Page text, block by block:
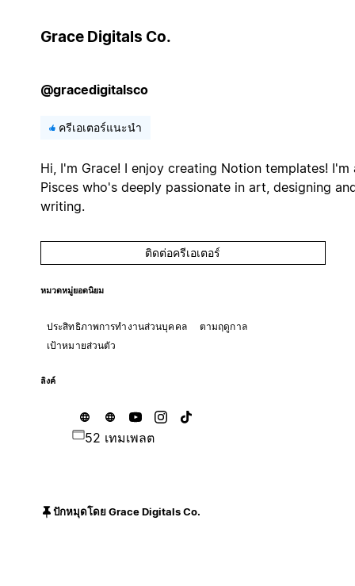
Grace Digitals Co.
@gracedigitalsco
ครีเอเตอร์แนะนำ
Hi, I'm Grace! I enjoy creating Notion templates! I'm
Pisces who's deeply passionate in art, designing
writing.
ติดต่อครีเอเตอร์
หมวดหมู่ยอดนิยม
ประสิทธิภาพการทำงานส่วนบุคคล
ตามฤดูกาล
เป้าหมายส่วนตัว
ลิงค์
52 เทมเพลต
ปักหมุดโดย Grace Digitals Co.